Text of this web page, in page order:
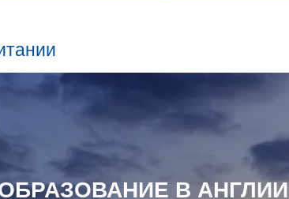
В АНГЛИИ